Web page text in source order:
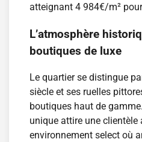
atteignant 4 984€/m²
L’atmosphère
boutiques de luxe
Le quartier se distingue
siècle et ses ruelles
boutiques haut de
unique attire une clientèle
environnement select où